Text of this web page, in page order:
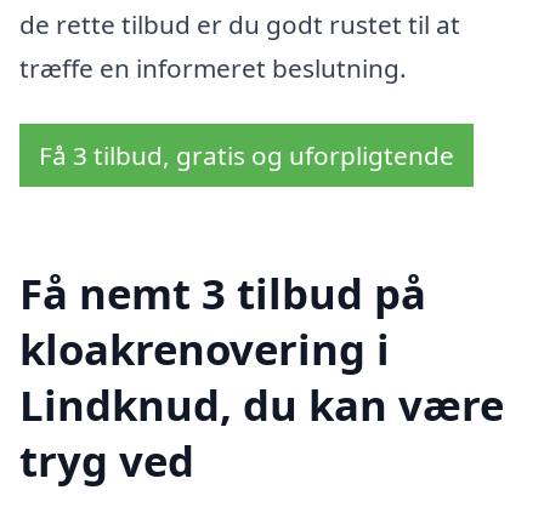
de rette tilbud er du godt rustet til at
træffe en informeret beslutning.
Få 3 tilbud, gratis og uforpligtende
Få nemt 3 tilbud på
kloakrenovering i
Lindknud, du kan være
tryg ved